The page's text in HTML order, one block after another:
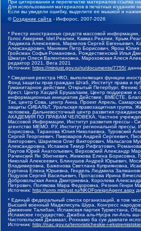
При цитировании и перепечатке материалов ссылка
Для использования материалов в печатных изданиях
Если вы увидели ошибку, выделите ее мышкой и
©Создание сайта - Инфорос, 2007-2026
* Реестр иностранных средств массовой
Голос Америки, Idel.Реалии, Кавказ.Реалии,
Людмила Алексеевна, Маркелов Сергей Евгеньевич,
Александрович, Маняхин Петр Борисович, Ярош
Гройсман Софья Романовна, Рождественский Илья
Шмагун Олеся Валентиновна, Мароховская Алеся
редактор 2021, Вега 2021
Источник: https://minjust.gov.ru/ru/documents/7755/
* Сведения реестра НКО, выполняющих функции
Фонд защиты прав граждан Штаб, Институт права и
Гуманитарное действие, Открытый Петербург,
Крест, Центр Хасдей Ерушалаим, Центр поддержки и
информационных инициатив Действие, ВМЕСТЕ,
Так, центр Сова, центр Анна, Проект Апрель,
защиты СИБАЛЬТ, Уральская правозащитная группа,
человека, Дальневосточный центр развития
АКАДЕМИЯ ПО ПРАВАМ ЧЕЛОВЕКА, Частное учреждение
Массовой Информации, Институт развития прессы -
агентство МЕМО. РУ, Институт региональной
Борисовна, Таранова Юлия Николаевна, Туровский
Сергей Георгиевич, Пивоваров Андрей Сергеевич,
Викторович, Шарипков Олег Викторович, Мальсагов
Александровна, Исламов Тимур Рифгатович,
Паутов Юрий Анатольевич, Верховский Александр
Рачинский Ян Збигневич, Жемкова Елена
Николай Алексеевич, Блинушов Андрей Юрьевич,
Владимировна, Баженова Светлана Куприяновна,
Буртина Елена Юрьевна, Гендель Людмила
Подузов Сергей Васильевич, Протасова Ирина
Добровольская Анна Дмитриевна, Королева
Петрович, Полякова Мара Федоровна, Резник Генри
Источник: http://unro.minjust.ru/NKOForeignAgent.aspx
* Единый федеральный список организаций, в том
Высший военный Маджлисуль Шура, Конгресс народов
Движение Талибан, Исламская партия Туркестана,
Исламское государство, Джабха аль-Нусра ли-Ахль
Чистопольский Джамаат, Рохнамо ба суи давлати
Источник: http://nac.gov.ru/terroristicheskie-i-